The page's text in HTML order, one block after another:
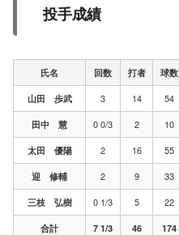
投手成績
氏名 回数 打者 球数
山田 歩武 3 14 54
田中 慧 0 0/3 2 10
太田 優陽 2 16 55
迎 修輔 2 9 33
三枝 弘樹 0 1/3 5 22
合計 7 1/3 46 174